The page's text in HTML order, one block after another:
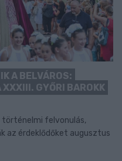
A BELVÁROS:
XXXIII. GYŐRI BAROKK
felvonulás,
az érdeklődőket augusztus